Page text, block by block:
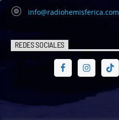
info@radiohemisferica.com
REDES SOCIALES